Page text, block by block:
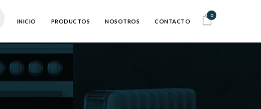
0
INICIO PRODUCTOS NOSOTROS CONTACTO